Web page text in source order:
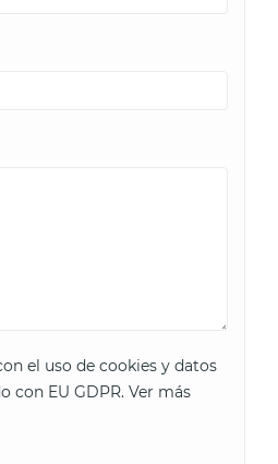
el uso de cookies y datos
con EU GDPR. Ver más